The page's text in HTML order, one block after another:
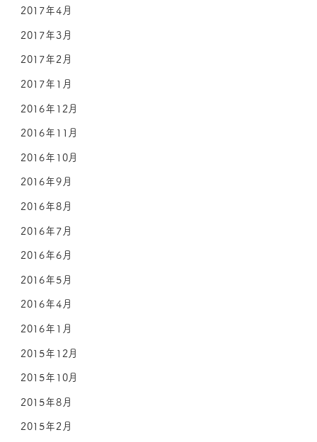
2017年4月
2017年3月
2017年2月
2017年1月
2016年12月
2016年11月
2016年10月
2016年9月
2016年8月
2016年7月
2016年6月
2016年5月
2016年4月
2016年1月
2015年12月
2015年10月
2015年8月
2015年2月